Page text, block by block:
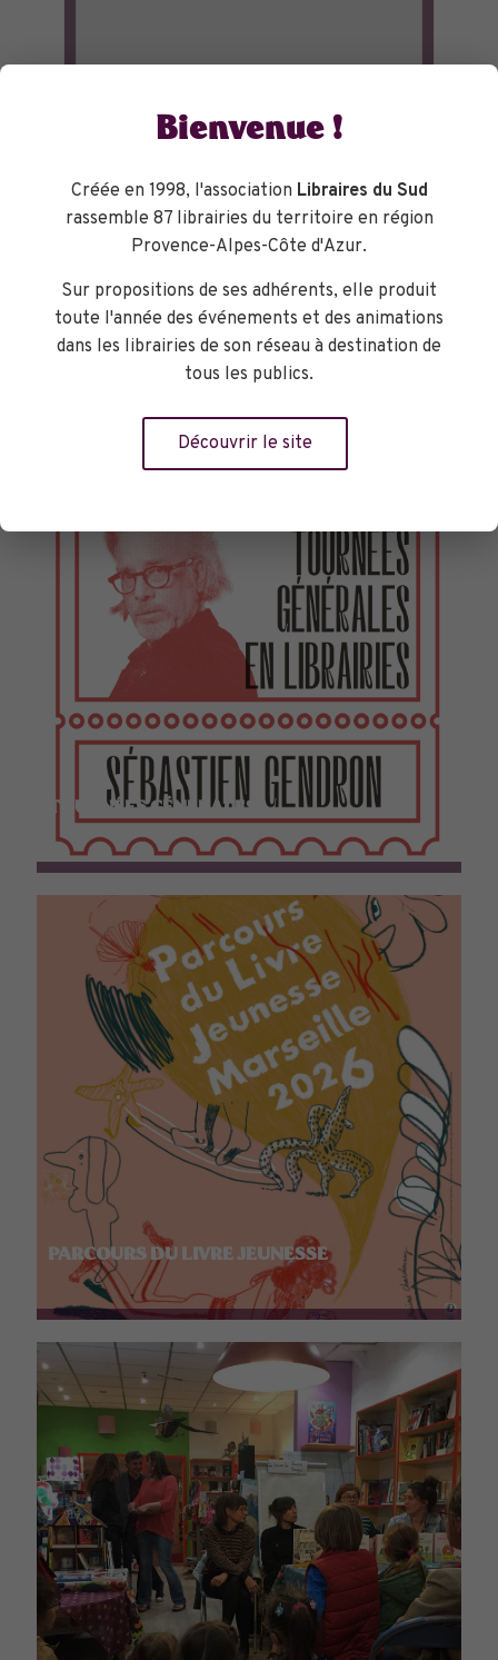
TOURNÉES GÉNÉRALES
PARCOURS DU LIVRE JEUNESSE
Bienvenue !
Créée en 1998, l'association Libraires du Sud
rassemble 87 librairies du territoire en région
Provence-Alpes-Côte d'Azur.
Sur propositions de ses adhérents, elle produit
toute l'année des événements et des animations
dans les librairies de son réseau à destination de
tous les publics.
Découvrir le site